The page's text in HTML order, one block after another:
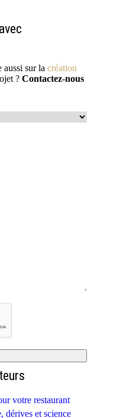
aussi sur la création
? Contactez-nous
votre restaurant
dérives et science